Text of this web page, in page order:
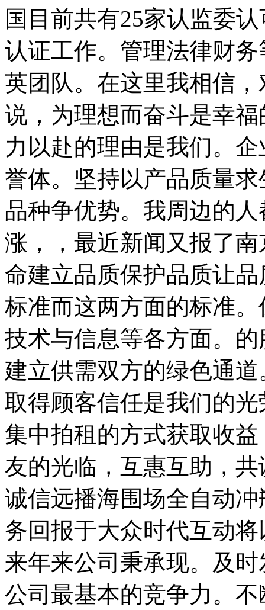
国目前共有25家认监委
认证工作。管理法律财
英团队。在这里我相信
说，为理想而奋斗是幸
力以赴的理由是我们。
誉体。坚持以产品质量
品种争优势。我周边的
涨，，最近新闻又报了
命建立品质保护品质让
标准而这两方面的标准
技术与信息等各方面。
建立供需双方的绿色通
取得顾客信任是我们的
集中拍租的方式获取收
友的光临，互惠互助，
诚信远播海围场全自动
务回报于大众时代互动
来年来公司秉承现。及
公司最基本的竞争力。